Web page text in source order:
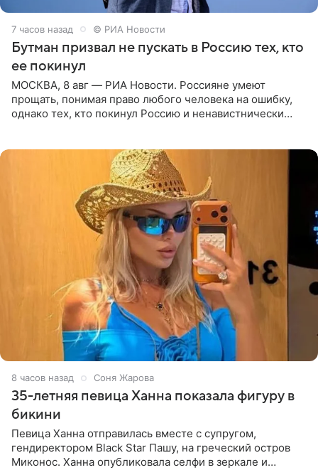
7 часов назад © РИА Новости
Бутман призвал не пускать в Россию тех, кто
ее покинул
МОСКВА, 8 авг — РИА Новости. Россияне умеют
прощать, понимая право любого человека на ошибку,
однако тех, кто покинул Россию и ненавистнически
8 часов назад Соня Жарова
35-летняя певица Ханна показала фигуру в
бикини
Певица Ханна отправилась вместе с супругом,
гендиректором Black Star Пашу, на греческий остров
Миконос. Ханна опубликовала селфи в зеркале и